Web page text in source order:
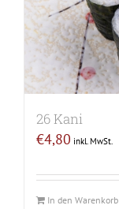
26 Kani
€4,80 inkl. MwSt.
In den Warenkorb